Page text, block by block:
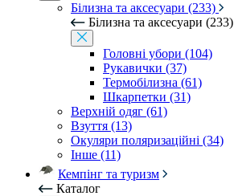
Білизна та аксесуари (233)
Білизна та аксесуари (233)
Головні убори (104)
Рукавички (37)
Термобілизна (61)
Шкарпетки (31)
Верхній одяг (61)
Взуття (13)
Окуляри поляризаційні (34)
Інше (11)
Кемпінг та туризм
Каталог